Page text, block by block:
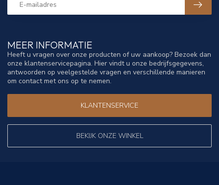
MEER INFORMATIE
Heeft u vragen over onze producten of uw aankoop? Bezoek dan
onze klantenservicepagina. Hier vindt u onze bedrijfsgegevens,
antwoorden op veelgestelde vragen en verschillende manieren
om contact met ons op te nemen.
KLANTENSERVICE
BEKIJK ONZE WINKEL